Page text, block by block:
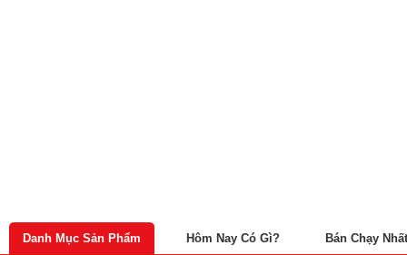
Danh Mục Sản Phẩm Hôm Nay Có Gì? Bán Chạy Nhất